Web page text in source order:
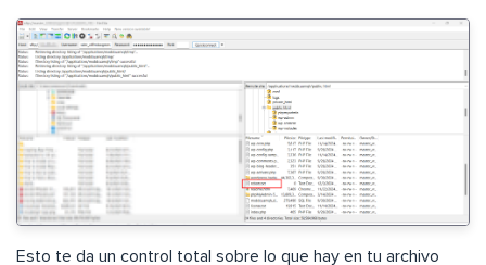
Esto te da un control total sobre lo que hay en tu archivo